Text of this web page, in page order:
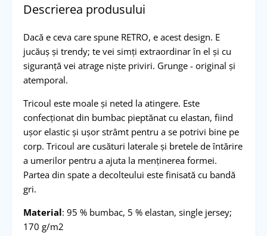
Descrierea produsului
Dacă e ceva care spune RETRO, e acest design. E
jucăuș și trendy; te vei simți extraordinar în el și cu
siguranță vei atrage niște priviri. Grunge - original și
atemporal.
Tricoul este moale și neted la atingere. Este
confecționat din bumbac pieptănat cu elastan, fiind
ușor elastic și ușor strâmt pentru a se potrivi bine pe
corp. Tricoul are cusături laterale și bretele de întărire
a umerilor pentru a ajuta la menținerea formei.
Partea din spate a decolteului este finisată cu bandă
gri.
Material: 95 % bumbac, 5 % elastan, single jersey;
170 g/m2